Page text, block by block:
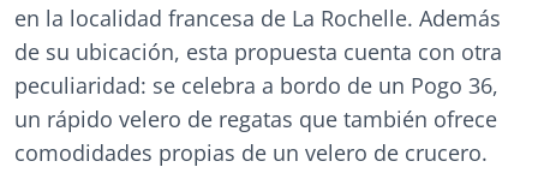
en la localidad francesa de La Rochelle. Además
de su ubicación, esta propuesta cuenta con otra
peculiaridad: se celebra a bordo de un Pogo 36,
un rápido velero de regatas que también ofrece
comodidades propias de un velero de crucero.